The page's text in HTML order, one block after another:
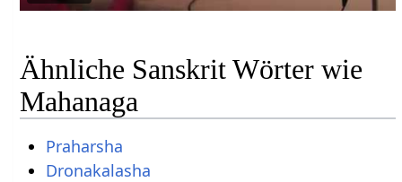
Ähnliche Sanskrit Wörter wie
Mahanaga
Praharsha
Dronakalasha